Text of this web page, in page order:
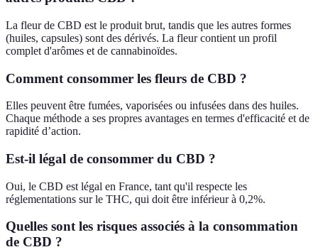
La fleur de CBD est le produit brut, tandis que les autres formes
(huiles, capsules) sont des dérivés. La fleur contient un profil
complet d'arômes et de cannabinoïdes.
Comment consommer les fleurs de CBD ?
Elles peuvent être fumées, vaporisées ou infusées dans des huiles.
Chaque méthode a ses propres avantages en termes d'efficacité et de
rapidité d’action.
Est-il légal de consommer du CBD ?
Oui, le CBD est légal en France, tant qu'il respecte les
réglementations sur le THC, qui doit être inférieur à 0,2%.
Quelles sont les risques associés à la consommation
de CBD ?